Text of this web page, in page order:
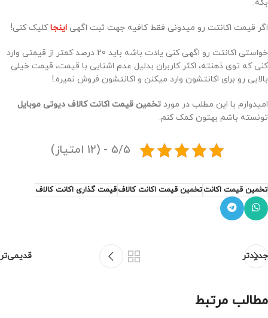
بگه.
اگر قیمت اکانتت رو میدونی فقط کافیه جهت ثبت اگهی اینجاکلیک کنی!
خواستی اکانتت رو اگهی کنی یادت باشه باید 20 درصد کمتر از قیمتی وارد
کنی که توی ذهنته، اکثر کاربران بدلیل عدم اشنایی با قیمت، قیمت خیلی
بالایی رو برای اکانتشون وارد میکنن و اکانتشون فروش نمیره.!
امیدوارم با این مطلب در مورد تخمین قیمت اکانت کالاف دیوتی موبایل
تونسته باشم بهتون کمک کنم.
5/5 - (12 امتیاز)
تخمین قیمت اکانتتخمین قیمت اکانت کالافقیمت گذاری اکانت کالاف
جدیدتر قدیمی‌تر
مطالب مرتبط